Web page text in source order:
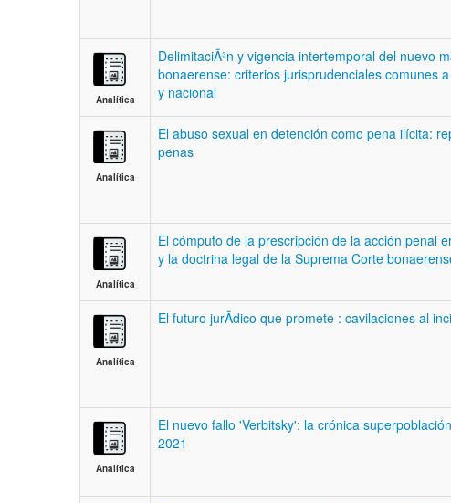
Analítica
DelimitaciÃ³n y vigencia intertemporal del nuevo
bonaerense: criterios jurisprudenciales comunes
y nacional
Analítica
El abuso sexual en detención como pena ilícita:
penas
Analítica
El cómputo de la prescripción de la acción penal
y la doctrina legal de la Suprema Corte
Analítica
El futuro jurÃ­dico que promete : cavilaciones al
Analítica
El nuevo fallo 'Verbitsky': la crónica
2021